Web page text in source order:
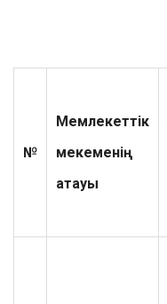
№
Мемлекеттік
мекеменің
атауы